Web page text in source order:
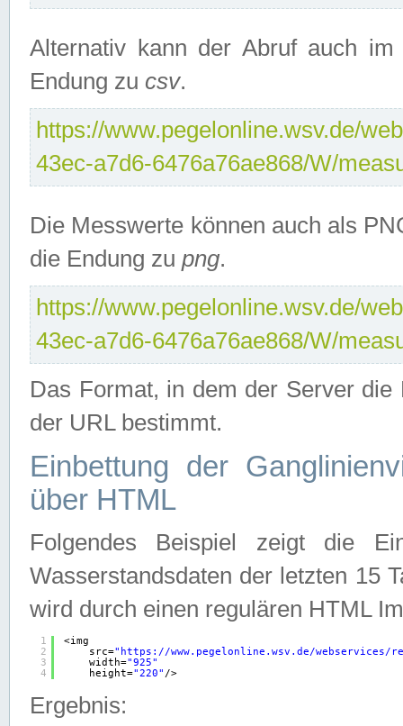
Alternativ kann der Abruf auch
Endung zu csv.
https://www.pegelonline.wsv.de/
43ec-a7d6-6476a76ae868/W/
Die Messwerte können auch als
die Endung zu png.
https://www.pegelonline.wsv.de/
43ec-a7d6-6476a76ae868/W/
Das Format, in dem der Server
der URL bestimmt.
Einbettung der
über HTML
Folgendes Beispiel zeigt die
Wasserstandsdaten der letzten 15
wird durch einen regulären HTML
1
2
3
4
<img
src=" https://www.pegelonline.wsv.de/webservices/
width="925"
height="220" />
Ergebnis: